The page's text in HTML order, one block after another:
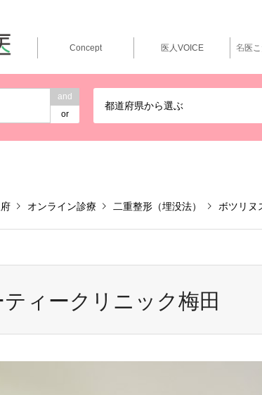
and
or
都道府県から選ぶ
Concept 医人VOICE 名医
オンライン診療 二重整形（埋没法） ボツリヌ
ィークリニック梅田